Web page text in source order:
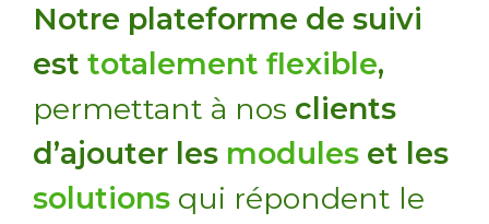
Notre plateforme de suivi
est totalement flexible,
permettant à nos clients
d’ajouter les modules et les
solutions qui répondent le